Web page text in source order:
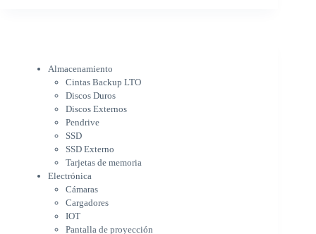
Cámaras
Cargadores
IOT
Pantalla de proyección
Pantallas
Proyectores
Relojes Inteligentes
Televisores
Gaming
Escritorios & Sillas
Hogar
Almacenamiento
Cintas Backup LTO
Discos Duros
Discos Externos
Pendrive
SSD
SSD Externo
Tarjetas de memoria
Electrónica
Cámaras
Cargadores
IOT
Pantalla de proyección